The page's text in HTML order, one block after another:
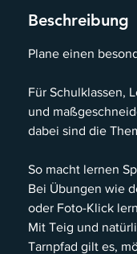
Beschreibung
Plane einen
Für Schulklassen,
und
dabei sind die
So macht lernen
Bei Übungen wie
oder Foto-Klick
Mit Teig und
Tarnpfad gilt es,